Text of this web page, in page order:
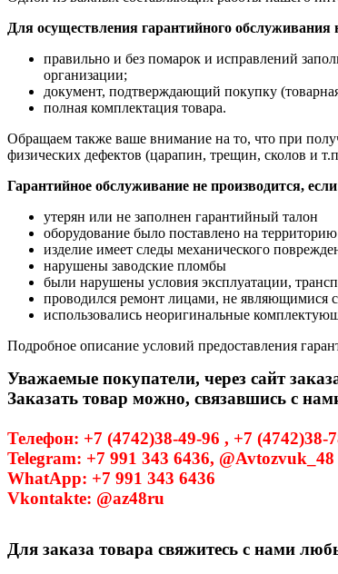
Для осуществления гарантийного обслуживания
правильно и без помарок и исправлений
организации;
документ, подтверждающий покупку
полная комплектация товара.
Обращаем также ваше внимание на то, что при
физических дефектов (царапин, трещин, сколов и
Гарантийное обслуживание не производится,
утерян или не заполнен гарантийный талон
оборудование было поставлено на
изделие имеет следы механического
нарушены заводские пломбы
были нарушены условия эксплуатации,
проводился ремонт лицами, не являющимися
использовались неоригинальные
Подробное описание условий предоставления
Уважаемые покупатели, через сайт
Заказать товар можно, связавшись с
Телефон: +7 (4742)38-49-96 , +7 (4742)38-
Telegram: +7 991 343 6436, @Avtozvuk_48
WhatApp: +7 991 343 6436
Vkontakte: @az48ru
Для заказа товара свяжитесь с нами